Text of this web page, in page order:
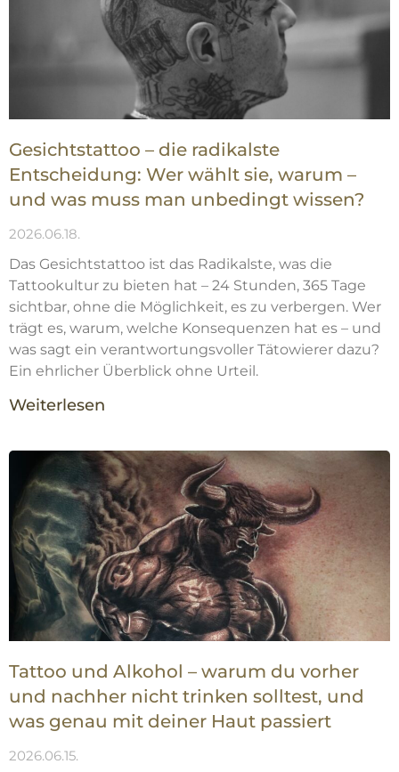
Gesichtstattoo – die radikalste
Entscheidung: Wer wählt sie, warum –
und was muss man unbedingt wissen?
2026.06.18.
Das Gesichtstattoo ist das Radikalste, was die
Tattookultur zu bieten hat – 24 Stunden, 365 Tage
sichtbar, ohne die Möglichkeit, es zu verbergen. Wer
trägt es, warum, welche Konsequenzen hat es – und
was sagt ein verantwortungsvoller Tätowierer dazu?
Ein ehrlicher Überblick ohne Urteil.
Weiterlesen
Tattoo und Alkohol – warum du vorher
und nachher nicht trinken solltest, und
was genau mit deiner Haut passiert
2026.06.15.